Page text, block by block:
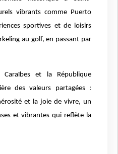
vibrants comme Puerto
sportives et de loisirs
au golf, en passant par
et la République
des valeurs partagées :
et la joie de vivre, un
et vibrantes qui reflète la